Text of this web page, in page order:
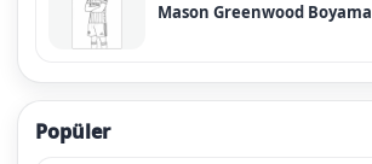
Mason Greenwood Boyama
Popüler